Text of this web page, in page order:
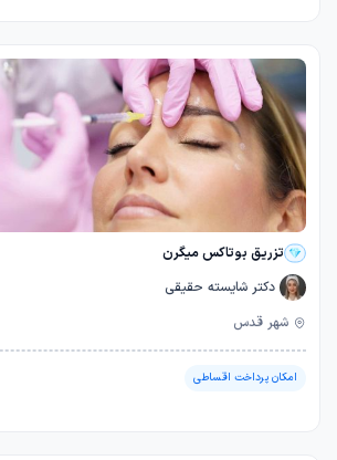
تزریق بوتاکس میگرن
دکتر شایسته حقیقی
شهر قدس
امکان پرداخت اقساطی